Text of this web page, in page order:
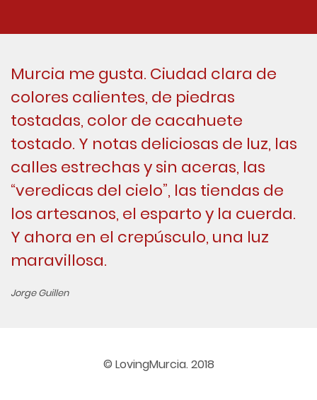
Murcia me gusta. Ciudad clara de
colores calientes, de piedras
tostadas, color de cacahuete
tostado. Y notas deliciosas de luz, las
calles estrechas y sin aceras, las
“veredicas del cielo”, las tiendas de
los artesanos, el esparto y la cuerda.
Y ahora en el crepúsculo, una luz
maravillosa.
Jorge Guillen
© LovingMurcia. 2018